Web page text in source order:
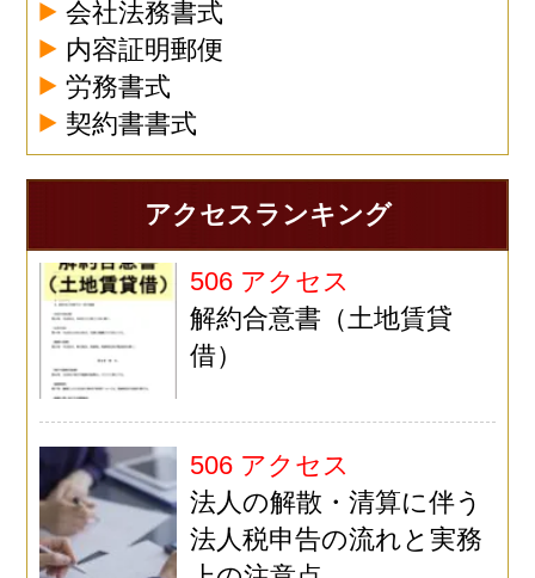
会社法務書式
内容証明郵便
労務書式
契約書書式
アクセスランキング
506 アクセス
解約合意書（土地賃貸
借）
506 アクセス
法人の解散・清算に伴う
法人税申告の流れと実務